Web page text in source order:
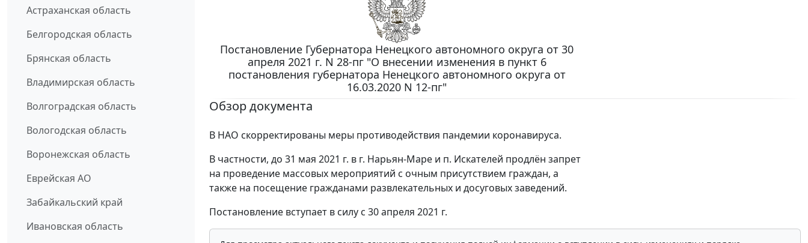
Астраханская область
Белгородская область
Брянская область
Владимирская область
Волгоградская область
Вологодская область
Воронежская область
Еврейская АО
Забайкальский край
Ивановская область
Постановление Губернатора Ненецкого автономного округа от 30
апреля 2021 г. N 28-пг "О внесении изменения в пункт 6
постановления губернатора Ненецкого автономного округа от
16.03.2020 N 12-пг"
Обзор документа
В НАО скорректированы меры противодействия пандемии коронавируса.
В частности, до 31 мая 2021 г. в г. Нарьян-Маре и п. Искателей продлён запрет
на проведение массовых мероприятий с очным присутствием граждан, а
также на посещение гражданами развлекательных и досуговых заведений.
Постановление вступает в силу с 30 апреля 2021 г.